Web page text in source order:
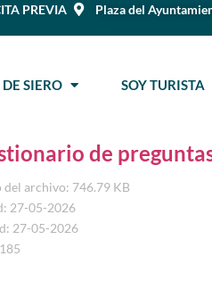
PREVIA Plaza del
DE SIERO SOY TURISTA
de
del archivo: 746.79 KB
27-05-2026
27-05-2026